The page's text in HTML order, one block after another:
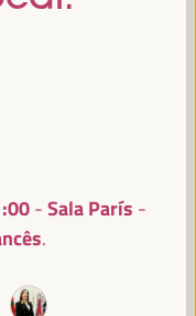
Sala París